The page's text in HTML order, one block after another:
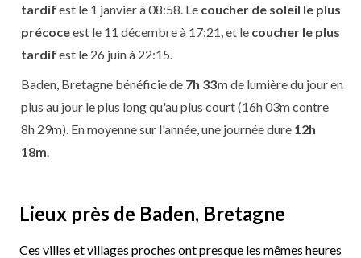
tardif est le 1 janvier à 08:58. Le coucher de soleil le plus
précoceest le 11 décembre à 17:21, et le coucher le plus
tardif est le 26 juin à 22:15.
Baden, Bretagne bénéficie de 7h 33m de lumière du jour en
plus au jour le plus long qu'au plus court (16h 03m contre
8h 29m). En moyenne sur l'année, une journée dure 12h
18m
Lieux près de Baden, Bretagne
Ces villes et villages proches ont presque les mêmes heures